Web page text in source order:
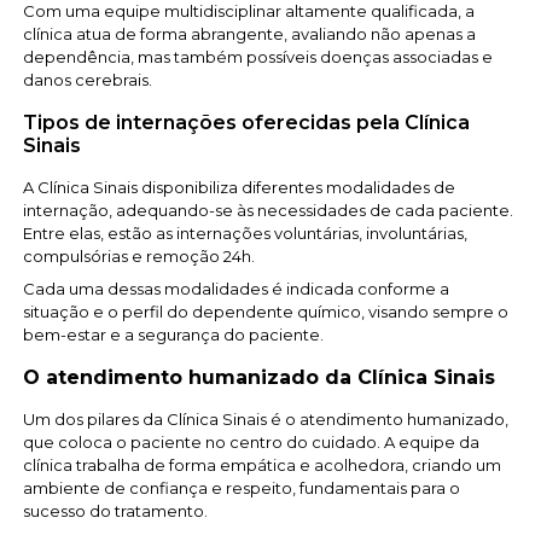
Com uma equipe multidisciplinar altamente qualificada, a
clínica atua de forma abrangente, avaliando não apenas a
dependência, mas também possíveis doenças associadas e
danos cerebrais.
Tipos de internações oferecidas pela Clínica
Sinais
A Clínica Sinais disponibiliza diferentes modalidades de
internação, adequando-se às necessidades de cada paciente.
Entre elas, estão as internações voluntárias, involuntárias,
compulsórias e remoção 24h.
Cada uma dessas modalidades é indicada conforme a
situação e o perfil do dependente químico, visando sempre o
bem-estar e a segurança do paciente.
O atendimento humanizado da Clínica Sinais
Um dos pilares da Clínica Sinais é o atendimento humanizado,
que coloca o paciente no centro do cuidado. A equipe da
clínica trabalha de forma empática e acolhedora, criando um
ambiente de confiança e respeito, fundamentais para o
sucesso do tratamento.